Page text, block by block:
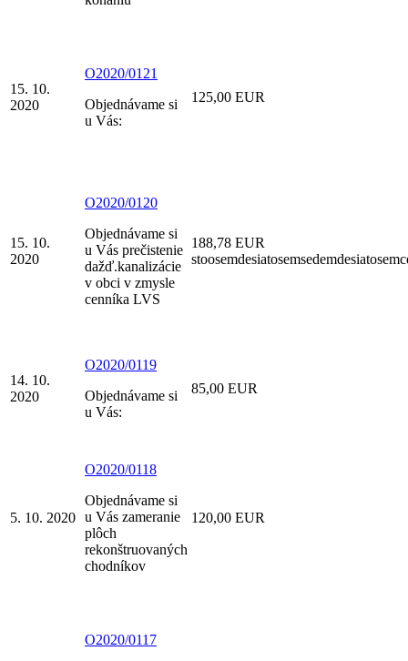
15. 10.
2020
O2020/0121
Objednávame si
u Vás:
125,00 EUR
15. 10.
2020
O2020/0120
Objednávame si
u Vás prečistenie
dažď.kanalizácie
v obci v zmysle
cenníka LVS
188,78 EUR
14. 10.
2020
O2020/0119
Objednávame si
u Vás:
85,00 EUR
5. 10. 2020
O2020/0118
Objednávame si
u Vás zameranie
plôch
rekonštruovaných
chodníkov
120,00 EUR
O2020/0117